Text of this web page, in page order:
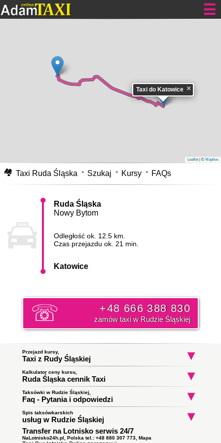
Taxi Ruda Śląska
Nowy Bytom do Katowic tanio cennik 24h.
Przejazd taksówką w Rudzie Śląskiej Nowy Bytom do Katowic - zajmie
Wam samochodem około 21 min. Pokonacie go z średnią prędkością nie
przekraczającą 35 km/h. Dystans pomiędzy adresami, tzn. odległość jaką
Taxi do Katowice ×
Leaflet | © Mapbox
🏘 Taxi Ruda Śląska Szukaj Kursy FAQs
Ruda Śląska
Nowy Bytom
Odległość ok. 12.5 km.
Czas przejazdu ok. 21 min.
Katowice
+48 666 388 830
zamów taxi w Rudzie Śląskiej
Przejazd kursy,
Taxi z Rudy Śląskiej
Taxi Ruda Śląska
Halemba
do Katowice
Godula
do Gliwice
Taxi Ruda
Stara Kuźnia
Kalkulator ceny kursu,
Ruda Śląska cennik Taxi
Koniec trasy:
Taksówki w Rudzie Śląskiej,
Faq - Pytania i odpowiedzi
Jak zamówić taksówkę w Rudzie Śląskiej?
To proste wystarczy zadzwonić i złożyć zamówienie. Nasz
dyspozytor poinformuję państwa o orientacyjnym czasie
podjazdu taksówki i wyśle ją pod wskazany adres. Klikni i
Taxi Ruda Śląskaile zapłacę za kurs do Katowic?
Cenataksówki w Rudzie ŚląskiejNowy Bytom do Katowic
Spis taksówkarskich
usług w Rudzie Śląskiej
Obsługują zlecenia samochodami kombi
Transfer na Lotnisko serwis 24/7
NaLotnisko24h.pl, Polska tel.: +48 880 307 773, Mapa